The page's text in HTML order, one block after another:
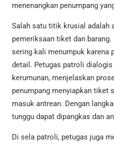
menenangkan penumpang
Salah satu titik krusial adalah
pemeriksaan tiket dan
sering kali menumpuk karena
detail. Petugas patroli
kerumunan, menjelaskan
penumpang menyiapkan tiket
masuk antrean. Dengan
tunggu dapat dipangkas dan
Di sela patroli, petugas juga